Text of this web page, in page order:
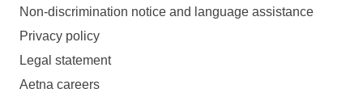
Non-discrimination notice and language assistance
Privacy policy
Legal statement
Aetna careers